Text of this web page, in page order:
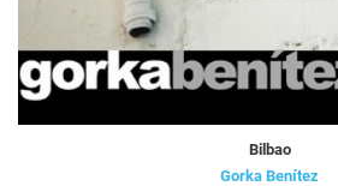
Bilbao
Gorka Benítez